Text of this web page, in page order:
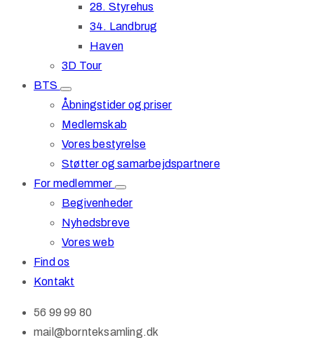
28. Styrehus
34. Landbrug
Haven
3D Tour
BTS
Åbningstider og priser
Medlemskab
Vores bestyrelse
Støtter og samarbejdspartnere
For medlemmer
Begivenheder
Nyhedsbreve
Vores web
Find os
Kontakt
56 99 99 80
mail@bornteksamling.dk